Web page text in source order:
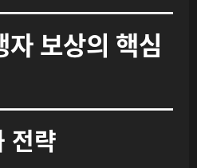
자 보상의 핵심
전략